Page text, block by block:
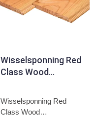
Wisselsponning Red
Class Wood
Wisselsponning Red
Class Wood